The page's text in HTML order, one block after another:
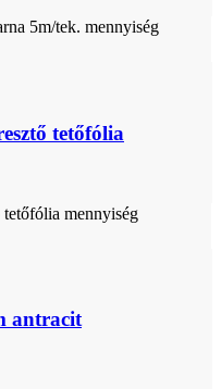
5m/tek. mennyiség
tetőfólia
mennyiség
antracit